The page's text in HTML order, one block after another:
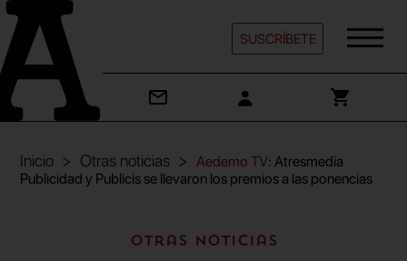
SUSCRÍBETE
Inicio Otras noticias Aedemo TV: Atresmedia
Publicidad y Publicis se llevaron los premios a las ponencias
Otras noticias